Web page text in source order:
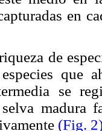
en
de
que
se
madura
(Fig.